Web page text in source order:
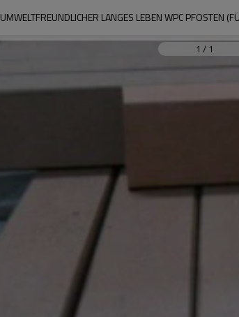
UMWELTFREUNDLICHER LANGES LEBEN WPC PFOSTEN
1 / 1